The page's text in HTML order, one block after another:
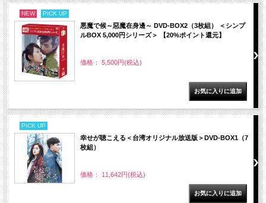
NEW PICK UP
悪魔で候～惡魔在身邊～ DVD-BOX2（3枚組） ＜シンプ
ルBOX 5,000円シリーズ＞ 【20%ポイント還元】
価格： 5,500円(税込)
PICK UP
幸せが聴こえる＜台湾オリジナル放送版＞DVD-BOX1（7
枚組）
価格： 11,642円(税込)